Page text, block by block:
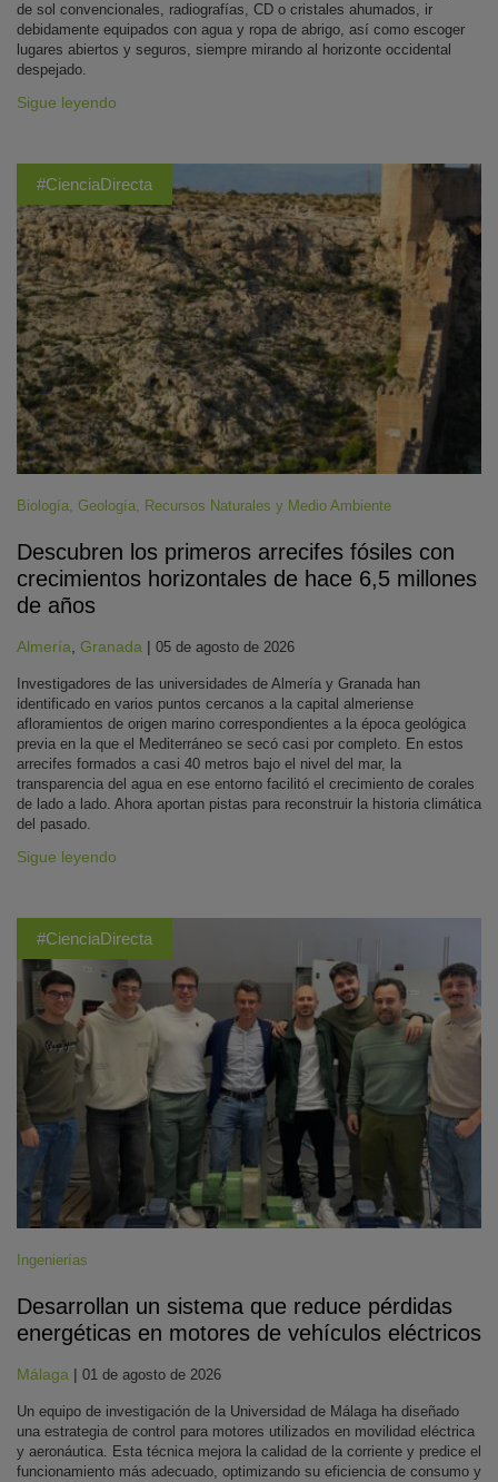
de sol convencionales, radiografías, CD o cristales ahumados, ir
debidamente equipados con agua y ropa de abrigo, así como escoger
lugares abiertos y seguros, siempre mirando al horizonte occidental
despejado.
Sigue leyendo
#CienciaDirecta
Biología, Geología, Recursos Naturales y Medio Ambiente
Descubren los primeros arrecifes fósiles con
crecimientos horizontales de hace 6,5 millones
de años
Almería, Granada | 05 de agosto de 2026
Investigadores de las universidades de Almería y Granada han
identificado en varios puntos cercanos a la capital almeriense
afloramientos de origen marino correspondientes a la época geológica
previa en la que el Mediterráneo se secó casi por completo. En estos
arrecifes formados a casi 40 metros bajo el nivel del mar, la
transparencia del agua en ese entorno facilitó el crecimiento de corales
de lado a lado. Ahora aportan pistas para reconstruir la historia climática
del pasado.
Sigue leyendo
#CienciaDirecta
Ingenierías
Desarrollan un sistema que reduce pérdidas
energéticas en motores de vehículos eléctricos
Málaga | 01 de agosto de 2026
Un equipo de investigación de la Universidad de Málaga ha diseñado
una estrategia de control para motores utilizados en movilidad eléctrica
y aeronáutica. Esta técnica mejora la calidad de la corriente y predice el
funcionamiento más adecuado, optimizando su eficiencia de consumo y